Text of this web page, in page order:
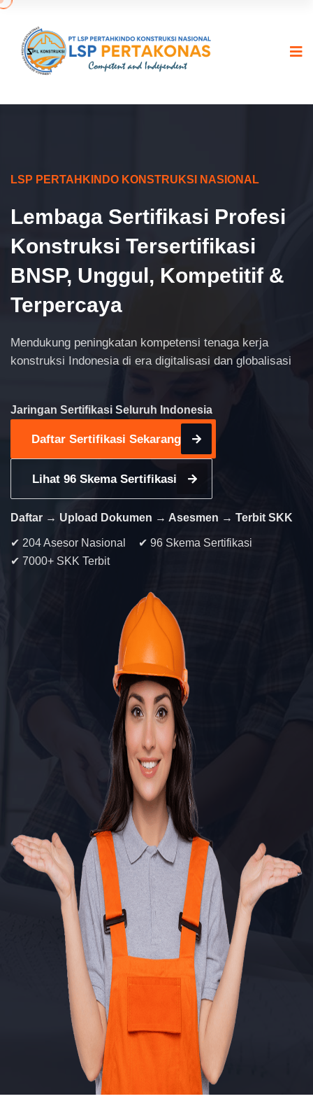
LSP PERTAHKINDO KONSTRUKSI NASIONAL
Lembaga Sertifikasi Profesi
Konstruksi Tersertifikasi
BNSP, Unggul, Kompetitif &
Terpercaya
Mendukung peningkatan kompetensi tenaga kerja
konstruksi Indonesia di era digitalisasi dan globalisasi
Jaringan Sertifikasi Seluruh Indonesia
Daftar Sertifikasi Sekarang
Lihat 96 Skema Sertifikasi
Daftar → Upload Dokumen → Asesmen → Terbit SKK
✔ 204 Asesor Nasional
✔ 96 Skema Sertifikasi
✔ 7000+ SKK Terbit